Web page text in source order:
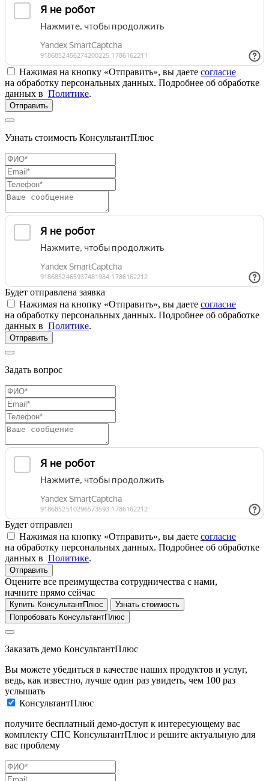
Нажимая на кнопку «Отправить», вы даете согласие
на обработку персональных данных. Подробнее об обработке
данных в Политике.
Отправить
Узнать стоимость КонсультантПлюс
Будет отправлена заявка
Нажимая на кнопку «Отправить», вы даете согласие
на обработку персональных данных. Подробнее об обработке
данных в Политике.
Отправить
Задать вопрос
Будет отправлен
Нажимая на кнопку «Отправить», вы даете согласие
на обработку персональных данных. Подробнее об обработке
данных в Политике.
Отправить
Оцените все преимущества сотрудничества с нами,
начните прямо сейчас
Купить КонсультантПлюс
Узнать стоимость
Попробовать КонсультантПлюс
Заказать демо КонсультантПлюс
Вы можете убедиться в качестве наших продуктов и услуг,
ведь, как известно, лучше один раз увидеть, чем 100 раз
услышать
КонсультантПлюс
получите бесплатный демо-доступ к интересующему вас
комплекту СПС КонсультантПлюс и решите актуальную для
вас проблему